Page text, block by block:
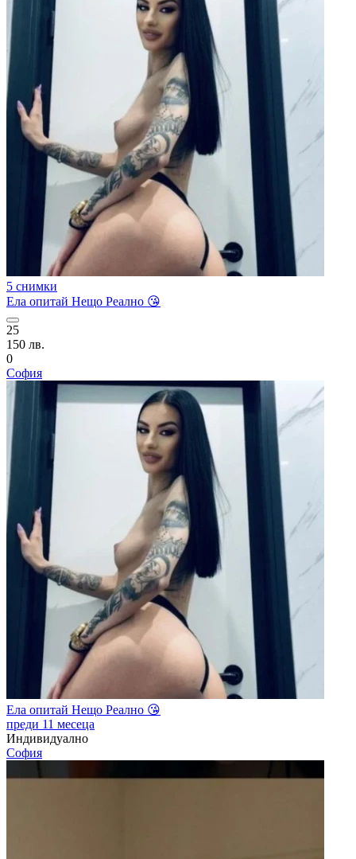
5 снимки
Ела опитай Нещо Реално 😘
25
150 лв.
0
София
Ела опитай Нещо Реално 😘
преди 11 месеца
Индивидуално
София